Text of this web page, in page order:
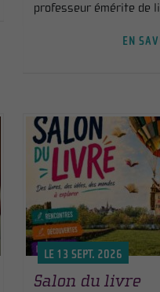
professeur émérite de
EN
LE 13 SEPT. 2026
Salon du livre